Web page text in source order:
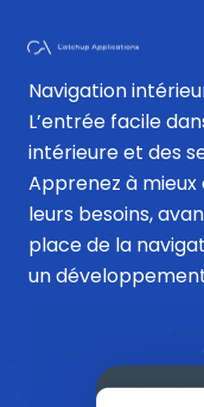
Navigation
L’entrée facile
intérieure et des
Apprenez à
leurs besoins,
place de la
un